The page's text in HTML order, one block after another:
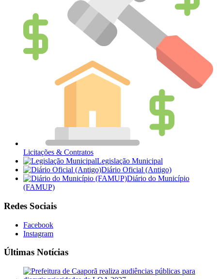
Licitações & Contratos
Legislação Municipal
Diário Oficial (Antigo)
Diário do Município
(FAMUP)
Redes Sociais
Facebook
Instagram
Últimas Notícias